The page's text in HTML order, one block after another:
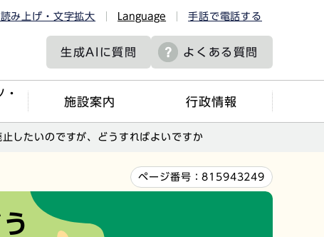
み上げ・文字拡大 Language 手話で電話する
生成AIに質問 よくある質問
施設案内 行政情報
したいのですが、どうすればよいですか
ページ番号：815943249